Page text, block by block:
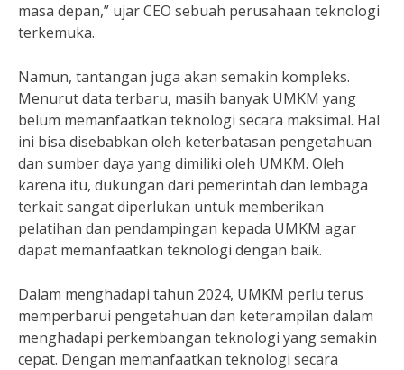
masa depan,” ujar CEO sebuah perusahaan teknologi
terkemuka.
Namun, tantangan juga akan semakin kompleks.
Menurut data terbaru, masih banyak UMKM yang
belum memanfaatkan teknologi secara maksimal. Hal
ini bisa disebabkan oleh keterbatasan pengetahuan
dan sumber daya yang dimiliki oleh UMKM. Oleh
karena itu, dukungan dari pemerintah dan lembaga
terkait sangat diperlukan untuk memberikan
pelatihan dan pendampingan kepada UMKM agar
dapat memanfaatkan teknologi dengan baik.
Dalam menghadapi tahun 2024, UMKM perlu terus
memperbarui pengetahuan dan keterampilan dalam
menghadapi perkembangan teknologi yang semakin
cepat. Dengan memanfaatkan teknologi secara